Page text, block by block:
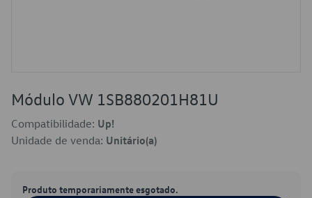
Módulo VW 1SB880201H81U
Compatibilidade: Up!
Unidade de venda: Unitário(a)
Produto temporariamente esgotado.